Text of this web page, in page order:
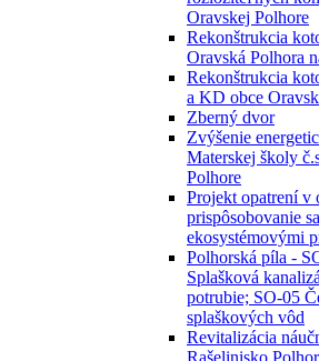
Oravskej Polhore
Rekonštrukcia
Oravská Polhora
Rekonštrukcia
a KD obce
Zberný dvor
Zvýšenie
Materskej školy
Polhore
Projekt opatrení v
prispôsobovanie
ekosystémovými
Polhorská píla -
Splašková
potrubie; SO-05
splaškových vôd
Revitalizácia
Rašelinisko